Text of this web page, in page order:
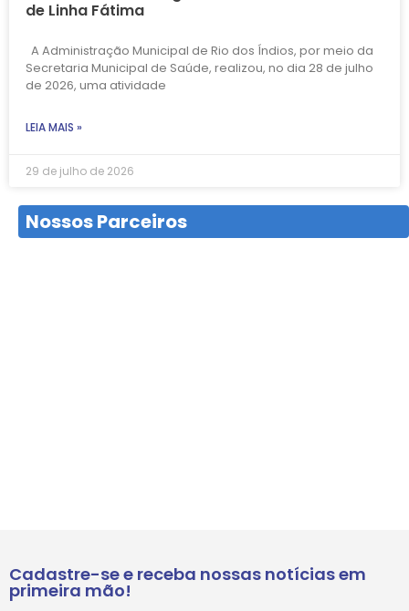
de Linha Fátima
A Administração Municipal de Rio dos Índios, por meio da
Secretaria Municipal de Saúde, realizou, no dia 28 de julho
de 2026, uma atividade
LEIA MAIS »
29 de julho de 2026
Nossos Parceiros
Cadastre-se e receba nossas notícias em
primeira mão!